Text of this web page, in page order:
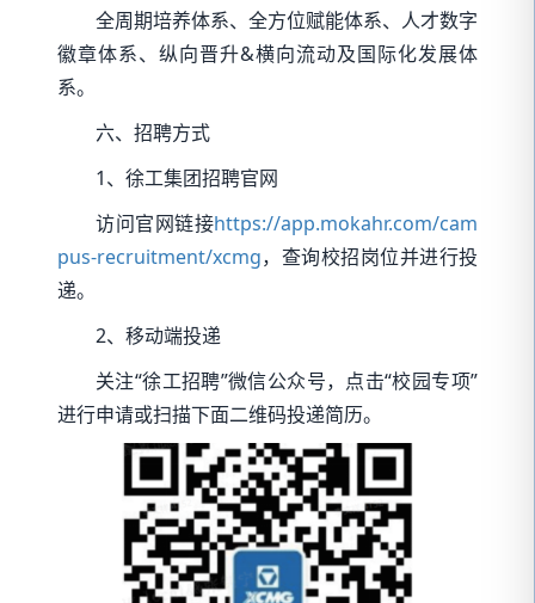
全周期培养体系、全方位赋能体系、人才数字
徽章体系、纵向晋升&横向流动及国际化发展体
系。
六、招聘方式
1、徐工集团招聘官网
访问官网链接https://app.mokahr.com/cam
pus-recruitment/xcmg，查询校招岗位并进行投
递。
2、移动端投递
关注“徐工招聘”微信公众号，点击“校园专项”
进行申请或扫描下面二维码投递简历。